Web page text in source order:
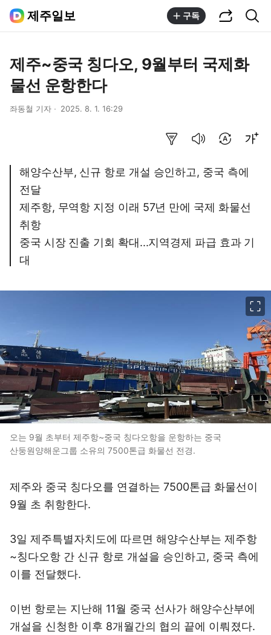
제주일보 구독
제주~중국 칭다오, 9월부터 국제화
물선 운항한다
좌동철 기자 2025. 8. 1. 16:29
해양수산부, 신규 항로 개설 승인하고, 중국 측에
전달
제주항, 무역항 지정 이래 57년 만에 국제 화물선
취항
중국 시장 진출 기회 확대...지역경제 파급 효과 기
대
오는 9월 초부터 제주항~중국 칭다오항을 운항하는 중국
산둥원양해운그룹 소유의 7500톤급 화물선 전경.
제주와 중국 칭다오를 연결하는 7500톤급 화물선이
9월 초 취항한다.
3일 제주특별자치도에 따르면 해양수산부는 제주항
~칭다오항 간 신규 항로 개설을 승인하고, 중국 측에
이를 전달했다.
이번 항로는 지난해 11월 중국 선사가 해양수산부에
개설을 신청한 이후 8개월간의 협의 끝에 이뤄졌다.